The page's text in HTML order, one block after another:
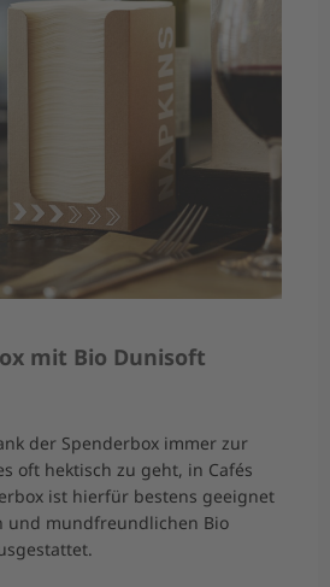
mit Bio Dunisoft
der Spenderbox immer zur
oft hektisch zu geht, in Cafés
ist hierfür bestens geeignet
und mundfreundlichen Bio